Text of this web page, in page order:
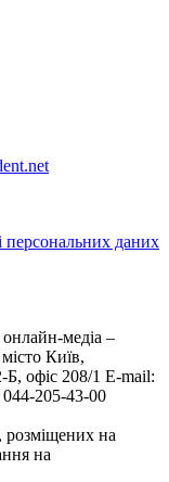
персональних даних
медіа –
Київ,
офіс 208/1 E-mail:
205-43-00
розміщених на
на